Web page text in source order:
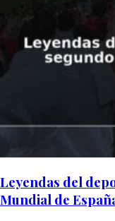
Leyendas del
Mundial de